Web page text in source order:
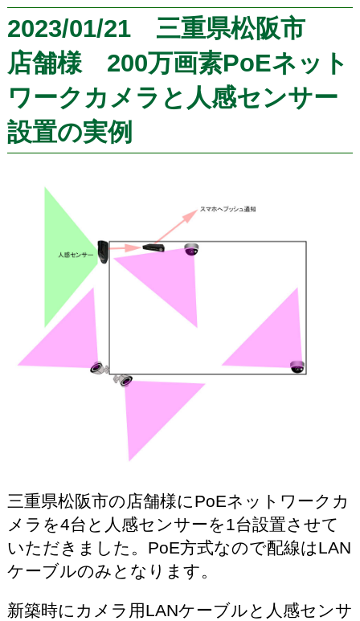
2023/01/21 三重県松阪市
店舗様 200万画素PoEネット
ワークカメラと人感センサー
設置の実例
三重県松阪市の店舗様にPoEネットワークカ
メラを4台と人感センサーを1台設置させて
いただきました。PoE方式なので配線はLAN
ケーブルのみとなります。
新築時にカメラ用LANケーブルと人感センサ